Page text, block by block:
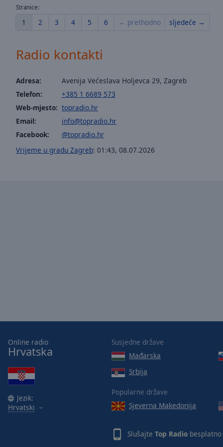
Background
Font
Family
Reset
Done
Stranice:
1 2 3 4 5 6 ← prethodno sljedeće →
Radio kontakti
Adresa:
Avenija Većeslava Holjevca 29, Zagreb
Telefon:
+385 1 6689 573
Web-mjesto: topradio.hr
Email:
info@topradio.hr
Facebook:
@topradio.hr
Vrijeme u gradu Zagreb: 01:43, 08.07.2026
Online radio
Hrvatska
Jezik:
Hrvatski
Susjedne države
Mađarska
Srbija
Popularne države
Sjeverna Makedonija
Slušajte Top Radio